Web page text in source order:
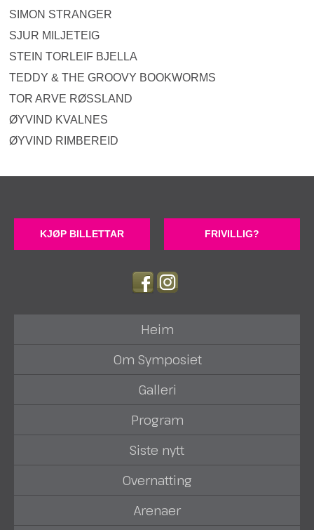
SIMON STRANGER
SJUR MILJETEIG
STEIN TORLEIF BJELLA
TEDDY & THE GROOVY BOOKWORMS
TOR ARVE RØSSLAND
ØYVIND KVALNES
ØYVIND RIMBEREID
KJØP BILLETTAR FRIVILLIG?
Heim
Om Symposiet
Galleri
Program
Siste nytt
Overnatting
Arenaer